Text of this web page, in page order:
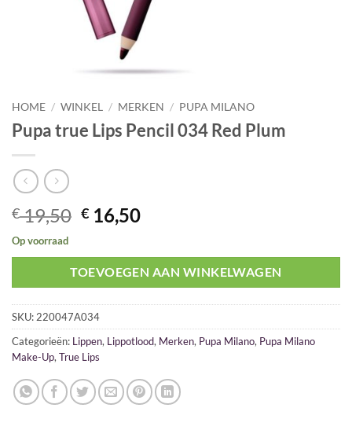
HOME / WINKEL / MERKEN / PUPA MILANO
Pupa true Lips Pencil 034 Red Plum
€19,50 Oorspronkelijke
prijs
was:
€ 19,50.
€ 16,50Huidige
is:
€ 16,50.
Op voorraad
TOEVOEGEN AAN WINKELWAGEN
SKU: 220047A034
Categorieën: Lippen, Lippotlood, Merken, Pupa Milano, Pupa Milano
Make-Up, True Lips